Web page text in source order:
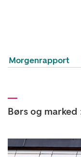
Morgenrapport
Børs og marked